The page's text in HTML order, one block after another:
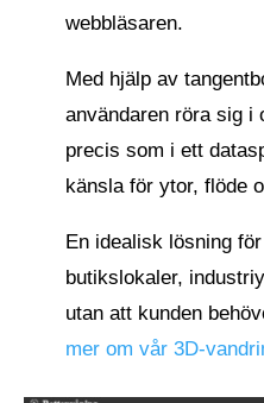
webbläsaren.
Med hjälp av
användaren röra sig i
precis som i ett
känsla för ytor, flöde
En idealisk lösning
butikslokaler,
utan att kunden
mer om vår 3D-